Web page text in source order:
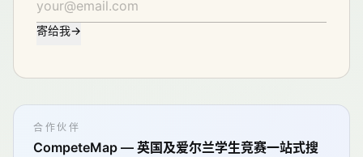
寄给我→
合作伙伴
CompeteMap — 英国及爱尔兰学生竞赛一站式搜